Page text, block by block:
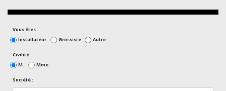
Vous êtes :
Installateur
Grossiste Autre
Civilité:
M.
Mme.
Société :